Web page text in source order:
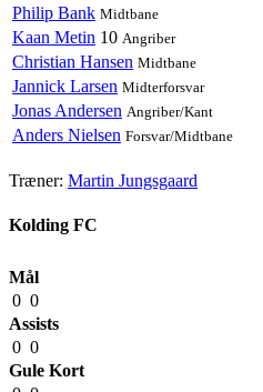
Philip Bank Midtbane
Kaan Metin 10 Angriber
Christian Hansen Midtbane
Jannick Larsen Midterforsvar
Jonas Andersen Angriber/Kant
Anders Nielsen Forsvar/Midtbane
Træner: Martin Jungsgaard
Kolding FC
Mål
0 0
Assists
0 0
Gule Kort